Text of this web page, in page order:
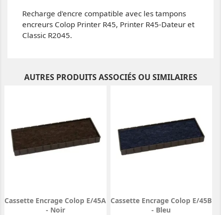
Recharge d'encre compatible avec les tampons
encreurs Colop Printer R45, Printer R45-Dateur et
Classic R2045.
AUTRES PRODUITS ASSOCIÉS OU SIMILAIRES
Cassette Encrage Colop E/45A
- Noir
Cassette Encrage Colop E/45B
- Bleu